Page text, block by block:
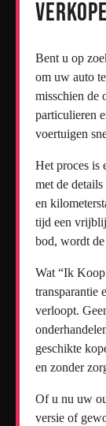
Bent u op
om uw auto
misschien de
particulieren
voertuigen
Het proces is
met de
en
tijd een
bod, wordt
Wat “Ik
transparantie
verloopt.
geschikte
en zonder
Of u nu uw
versie of